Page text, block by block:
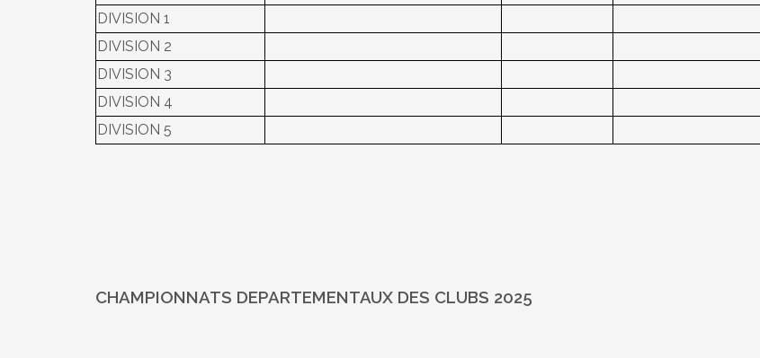
DIVISION 1
DIVISION 2
DIVISION 3
DIVISION 4
DIVISION 5
CHAMPIONNATS DEPARTEMENTAUX DES CLUBS 2025